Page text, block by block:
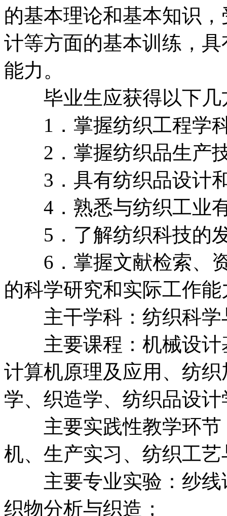
的基本理论和基本知识
计等方面的基本训练，
能力。
毕业生应获得以下几
1．掌握纺织工程学科
2．掌握纺织品生产
3．具有纺织品设计和
4．熟悉与纺织工业有
5．了解纺织科技的
6．掌握文献检索、资
的科学研究和实际工作能
主干学科：纺织科学
主要课程：机械设计
计算机原理及应用、纺
学、织造学、纺织品设
主要实践性教学环节
机、生产实习、纺织工
主要专业实验：纱线
织物分析与织造；